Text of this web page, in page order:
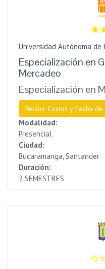
Universidad Autónoma de
Especialización en
Mercadeo
Especialización en
Recibir Costos y Fecha
Modalidad:
Presencial
Ciudad:
Bucaramanga, Santander
Duración:
2 SEMESTRES